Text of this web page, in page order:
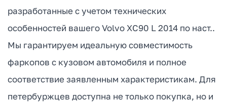
разработанные с учетом технических
особенностей вашего Volvo XC90 L 2014 по наст..
Мы гарантируем идеальную совместимость
фаркопов с кузовом автомобиля и полное
соответствие заявленным характеристикам. Для
петербуржцев доступна не только покупка, но и